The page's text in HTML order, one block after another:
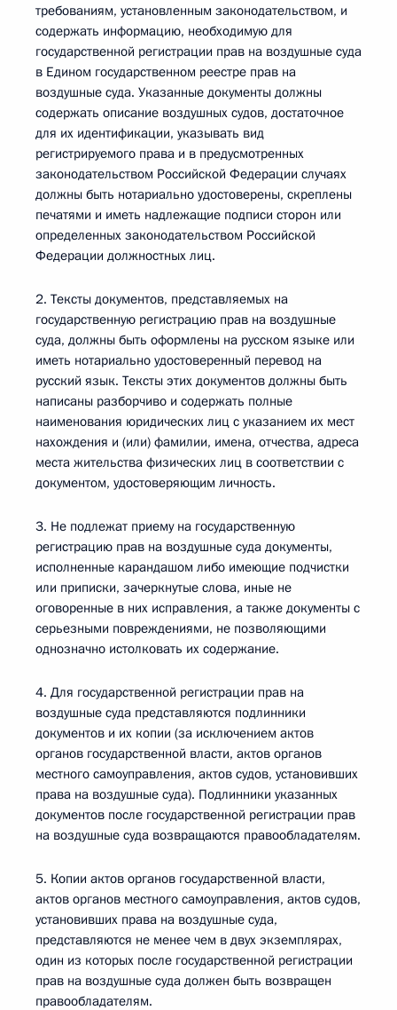
требованиям, установленным законодательством, и
содержать информацию, необходимую для
государственной регистрации прав на воздушные суда
в Едином государственном реестре прав на
воздушные суда. Указанные документы должны
содержать описание воздушных судов, достаточное
для их идентификации, указывать вид
регистрируемого права и в предусмотренных
законодательством Российской Федерации случаях
должны быть нотариально удостоверены, скреплены
печатями и иметь надлежащие подписи сторон или
определенных законодательством Российской
Федерации должностных лиц.
2. Тексты документов, представляемых на
государственную регистрацию прав на воздушные
суда, должны быть оформлены на русском языке или
иметь нотариально удостоверенный перевод на
русский язык. Тексты этих документов должны быть
написаны разборчиво и содержать полные
наименования юридических лиц с указанием их мест
нахождения и (или) фамилии, имена, отчества, адреса
места жительства физических лиц в соответствии с
документом, удостоверяющим личность.
3. Не подлежат приему на государственную
регистрацию прав на воздушные суда документы,
исполненные карандашом либо имеющие подчистки
или приписки, зачеркнутые слова, иные не
оговоренные в них исправления, а также документы с
серьезными повреждениями, не позволяющими
однозначно истолковать их содержание.
4. Для государственной регистрации прав на
воздушные суда представляются подлинники
документов и их копии (за исключением актов
органов государственной власти, актов органов
местного самоуправления, актов судов, установивших
права на воздушные суда). Подлинники указанных
документов после государственной регистрации прав
на воздушные суда возвращаются правообладателям.
5. Копии актов органов государственной власти,
актов органов местного самоуправления, актов судов,
установивших права на воздушные суда,
представляются не менее чем в двух экземплярах,
один из которых после государственной регистрации
прав на воздушные суда должен быть возвращен
правообладателям.